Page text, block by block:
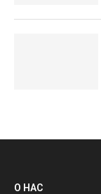
О НАС